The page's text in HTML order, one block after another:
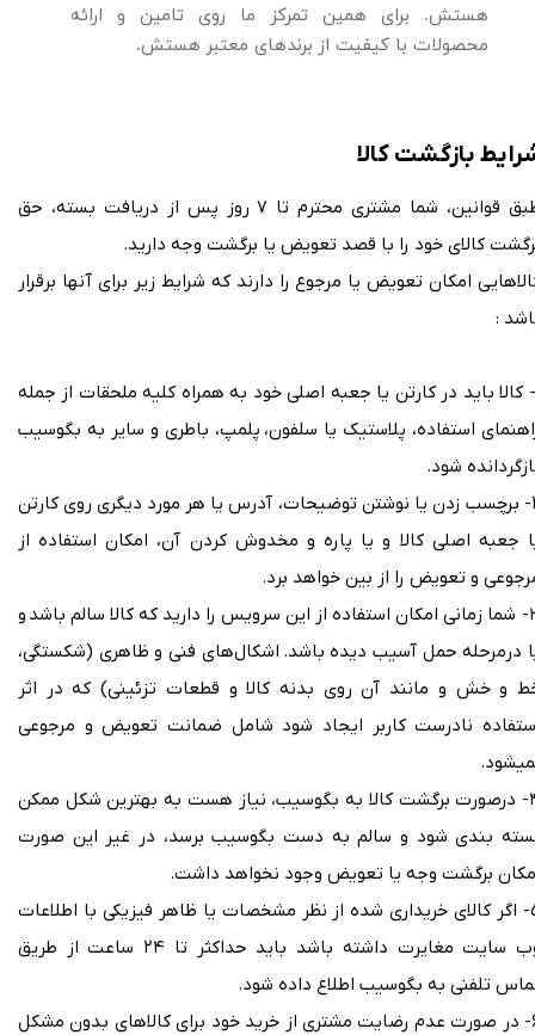
هستش. برای همین تمرکز ما روی تامین و ارائه
محصولات با کیفیت از برندهای معتبر هستش.
طبق قوانین، شما مشتری محترم تا ۷ روز پس از دریافت بسته، حق
کالای خود را با قصد تعویض یا برگشت وجه دارید.
امکان تعویض یا مرجوع را دارند که شرایط زیر برای آنها برقرار
:
۱- کالا باید در کارتن یا جعبه اصلی خود به همراه کلیه ملحقات از جمله
استفاده، پلاستیک یا سلفون، پلمپ، باطری و سایر به بگوسیب
شود.
۲- برچسب زدن یا نوشتن توضیحات، آدرس یا هر مورد دیگری روی کارتن
جعبه اصلی کالا و یا پاره و مخدوش کردن آن، امکان استفاده از
و تعویض را از بین خواهد برد.
۳- شما زمانی امکان استفاده از این سرویس را دارید که کالا سالم باشد و
درمرحله حمل آسیب دیده باشد. اشکال‏‏‌های فنی و ظاهری (شکستگی،
و خش و مانند آن روی بدنه کالا و قطعات تزئینی) که در اثر
نادرست کاربر ایجاد شود شامل ضمانت تعویض و مرجوعی
۴- درصورت برگشت کالا به بگوسیب، نیاز هست به بهترین شکل ممکن
بندی شود و سالم به دست بگوسیب برسد، در غیر این صورت
برگشت وجه یا تعویض وجود نخواهد داشت.
۵- اگر کالای خریداری شده از نظر مشخصات یا ظاهر فیزیکی با اطلاعات
وب سایت مغایرت داشته باشد باید حداکثر تا ۲۴ ساعت از طریق
تلفنی به بگوسیب اطلاع داده شود.
۶- در صورت عدم رضایت مشتری از خرید خود برای کالاهای بدون مشکل
بازگشت کالا